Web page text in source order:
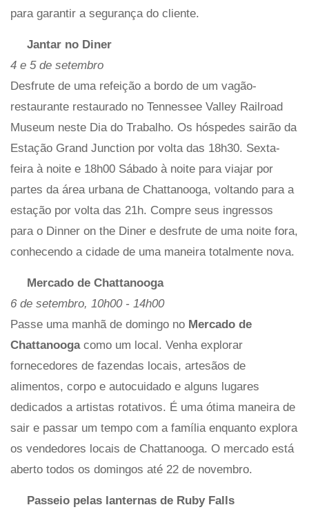
para garantir a segurança do cliente.
Jantar no Diner
4 e 5 de setembro
Desfrute de uma refeição a bordo de um vagão-
restaurante restaurado no Tennessee Valley Railroad
Museum neste Dia do Trabalho. Os hóspedes sairão da
Estação Grand Junction por volta das 18h30. Sexta-
feira à noite e 18h00 Sábado à noite para viajar por
partes da área urbana de Chattanooga, voltando para a
estação por volta das 21h. Compre seus ingressos
para o Dinner on the Diner e desfrute de uma noite fora,
conhecendo a cidade de uma maneira totalmente nova.
Mercado de Chattanooga
6 de setembro, 10h00 - 14h00
Passe uma manhã de domingo no Mercado de
Chattanooga como um local. Venha explorar
fornecedores de fazendas locais, artesãos de
alimentos, corpo e autocuidado e alguns lugares
dedicados a artistas rotativos. É uma ótima maneira de
sair e passar um tempo com a família enquanto explora
os vendedores locais de Chattanooga. O mercado está
aberto todos os domingos até 22 de novembro.
Passeio pelas lanternas de Ruby Falls